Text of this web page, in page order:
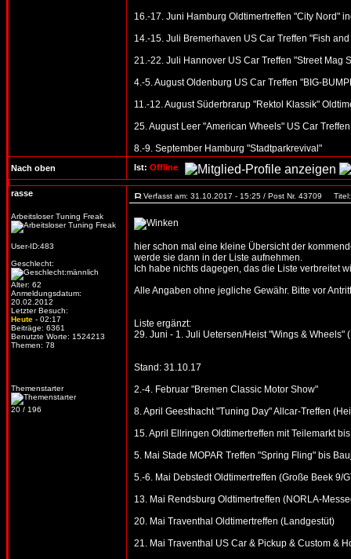
16.-17. Juni Hamburg Oldtimertreffen "City Nord"
14.-15. Juli Bremerhaven US Car Treffen "Fish
21.-22. Juli Hannover US Car Treffen "Street Mag
4.-5. August Oldenburg US Car Treffen "BIG-
11.-12. August Süderbrarup "Rektol Klassik"
25. August Leer "American Wheels" US Car Treffen
8.-9. September Hamburg "Stadtparkrevival"
Nach oben Ist: Offline
rasse
Arbeitsloser Tuning Freak
User-ID:483
Geschlecht:
Alter: 62
Anmeldungsdatum:
20.02.2012
Letzter Besuch:
Heute - 02:17
Beiträge: 6361
Benutzte Worte: 1524213
Themen: 78
Themenstarter
20 / 196
Verfasst am: 31.10.2017 - 15:25 / Post Nr. 43709 Titel:
hier schon mal eine kleine Übersicht der
werde sie dann in der Liste aufnehmen.
Ich habe nichts dagegen, das die Liste verbreitet
Alle Angaben ohne jegliche Gewähr. Bitte vor
Liste ergänzt:
29. Juni - 1. Juli Uetersen/Heist "Wings & Wheels"
Stand: 31.10.17
2.-4. Februar "Bremen Classic Motor Show"
8. April Geesthacht "Tuning Day" Allcar-Treffen
15. April Ellringen Oldtimertreffen mit Teilemarkt
5. Mai Stade MOPAR Treffen "Spring Fling" bis
5.-6. Mai Debstedt Oldtimertreffen (Große Beek 9/
13. Mai Rendsburg Oldtimertreffen (NORLA-
20. Mai Traventhal Oldtimertreffen (Landgestüt)
21. Mai Traventhal US Car & Pickup & Custom &